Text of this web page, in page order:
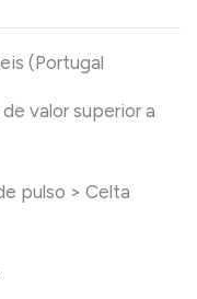
(Portugal
valor superior a
pulso > Celta